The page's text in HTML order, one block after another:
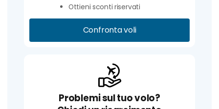
Ottieni sconti riservati
Confronta voli
Problemi sul tuo volo?